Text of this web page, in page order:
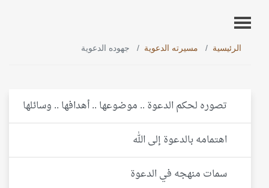
الرئيسية مسيرته الدعوية جهوده الدعوية
تصوره لحكم الدعوة .. موضوعها .. أهدافها .. وسائلها
اهتمامه بالدعوة إلى الله
سمات منهجه في الدعوة